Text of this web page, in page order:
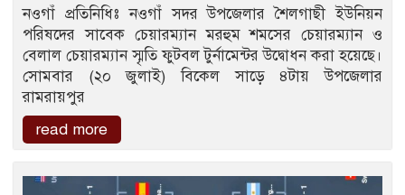
নওগাঁ প্রতিনিধিঃ নওগাঁ সদর উপজেলার শৈলগাছী ইউনিয়ন
পরিষদের সাবেক চেয়ারম্যান মরহুম শমসের চেয়ারম্যান ও
বেলাল চেয়ারম্যান স্মৃতি ফুটবল টুর্নামেন্টর উদ্বোধন করা হয়েছে।
সোমবার (২০ জুলাই) বিকেল সাড়ে ৪টায় উপজেলার
রামরায়পুর
read more